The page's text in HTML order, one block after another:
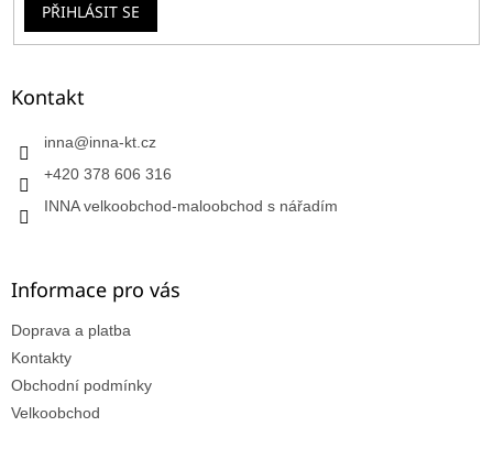
PŘIHLÁSIT SE
Kontakt
inna@inna-kt.cz
+420 378 606 316
INNA velkoobchod-maloobchod s nářadím
Informace pro vás
Doprava a platba
Kontakty
Obchodní podmínky
Velkoobchod